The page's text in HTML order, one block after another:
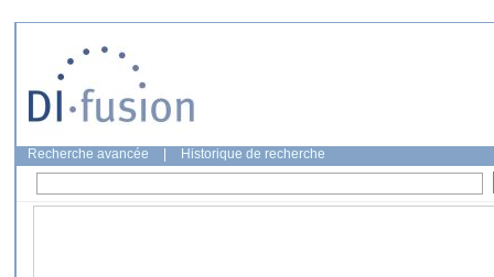
Recherche avancée Historique de recherche